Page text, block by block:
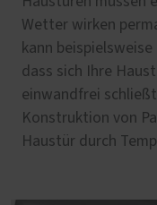
Wetter wirken
kann
dass sich Ihre
einwandfrei
Konstruktion von
Haustür durch